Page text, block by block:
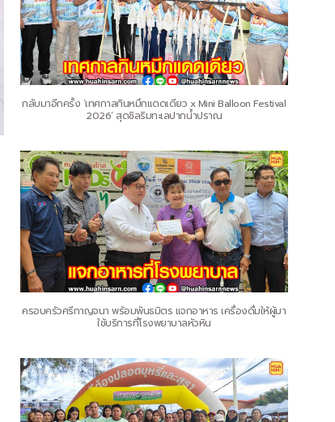
กลับมาอีกครั้ง ‘เทศกาลกินหมึกแดดเดียว x Mini Balloon Festival
2026’ สุดชิลริมทะเลปากน้ำปราณ
ครอบครัวศรีกาญจนา พร้อมพันธมิตร แจกอาหาร เครื่องดื่มให้ผู้มา
ใช้บริการที่โรงพยาบาลหัวหิน